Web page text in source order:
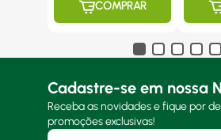
COMPRAR
Cadastre-se em nossa
Receba as novidades e fique por
promoções exclusivas!